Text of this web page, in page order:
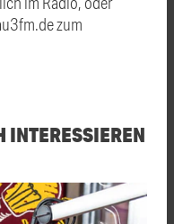
zum
INTERESSIEREN